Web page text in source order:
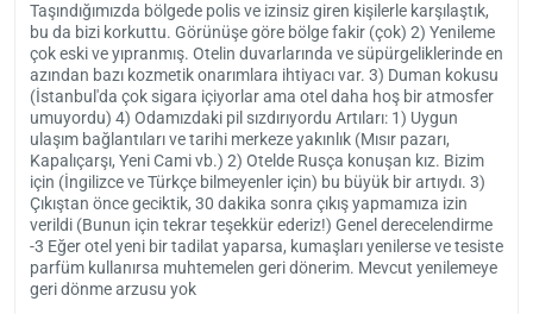
yürüme mesafesinde kolay bir şekilde ulaşıyor. Tesis Taksim
Meydanı’na 4 km ve Atatürk Havalimanı’na ise 15 km uzaklığa sahip.
Otele saat 14:00’den sonra giriş yapılıyor ve çıkış işlemleri ise saat
12:00’ye kadar sürüyor. Otele herhangi bir evcil hayvan girişine izin
verilmiyor.
Taşındığımızda bölgede polis ve izinsiz giren kişilerle karşılaştık,
bu da bizi korkuttu. Görünüşe göre bölge fakir (çok) 2) Yenileme
çok eski ve yıpranmış. Otelin duvarlarında ve süpürgeliklerinde en
azından bazı kozmetik onarımlara ihtiyacı var. 3) Duman kokusu
(İstanbul'da çok sigara içiyorlar ama otel daha hoş bir atmosfer
umuyordu) 4) Odamızdaki pil sızdırıyordu Artıları: 1) Uygun
ulaşım bağlantıları ve tarihi merkeze yakınlık (Mısır pazarı,
Kapalıçarşı, Yeni Cami vb.) 2) Otelde Rusça konuşan kız. Bizim
için (İngilizce ve Türkçe bilmeyenler için) bu büyük bir artıydı. 3)
Çıkıştan önce geciktik, 30 dakika sonra çıkış yapmamıza izin
verildi (Bunun için tekrar teşekkür ederiz!) Genel derecelendirme
-3 Eğer otel yeni bir tadilat yaparsa, kumaşları yenilerse ve tesiste
parfüm kullanırsa muhtemelen geri dönerim. Mevcut yenilemeye
geri dönme arzusu yok